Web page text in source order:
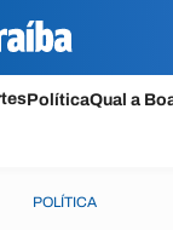
PolíticaQual a
POLÍTICA